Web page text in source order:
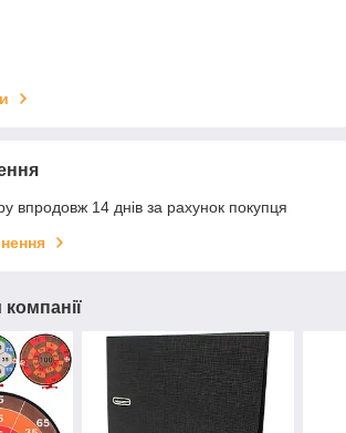
впродовж 14 днів за рахунок покупця
компанії